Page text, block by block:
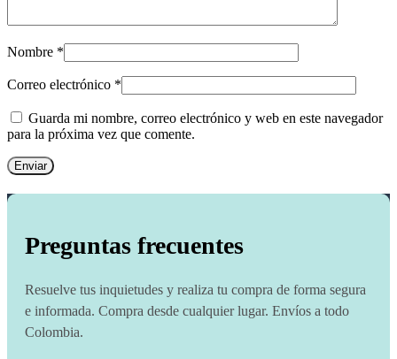
Nombre *
Correo electrónico *
Guarda mi nombre, correo electrónico y web en este navegador
para la próxima vez que comente.
Preguntas frecuentes
Resuelve tus inquietudes y realiza tu compra de forma segura
e informada. Compra desde cualquier lugar. Envíos a todo
Colombia.